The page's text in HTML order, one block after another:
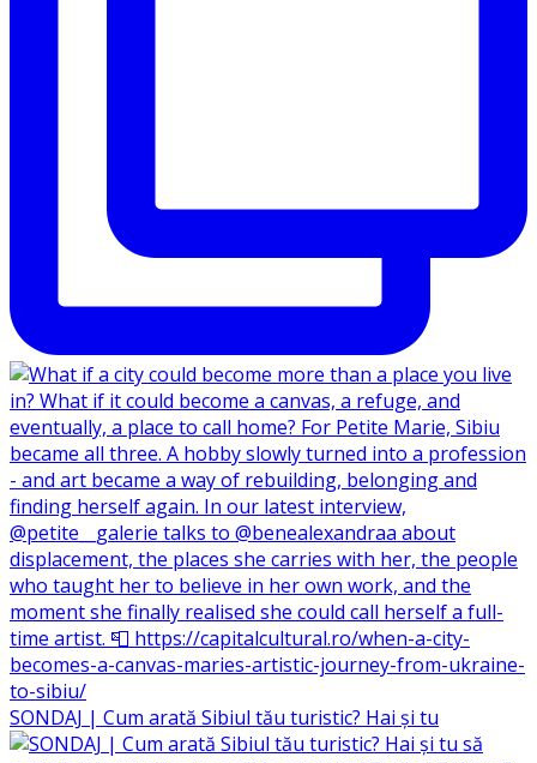
SONDAJ | Cum arată Sibiul tău turistic? Hai și tu